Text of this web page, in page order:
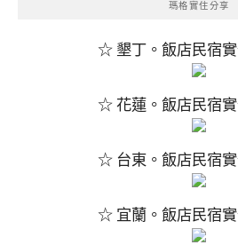
瑪格實住分享
☆ 墾丁。飯店民宿
☆ 花蓮。飯店民宿
☆ 台東。飯店民宿
☆ 宜蘭。飯店民宿